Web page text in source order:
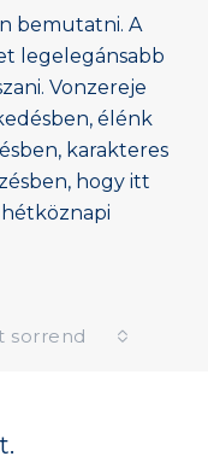
bemutatni. A
legelegánsabb
Vonzereje
élénk
karakteres
hogy itt
hétköznapi
sorrend